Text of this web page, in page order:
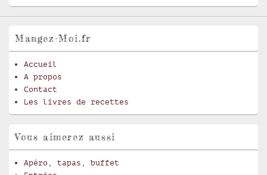
Mangez-Moi.fr
Accueil
A propos
Contact
Les livres de recettes
Vous aimerez aussi
Apéro, tapas, buffet